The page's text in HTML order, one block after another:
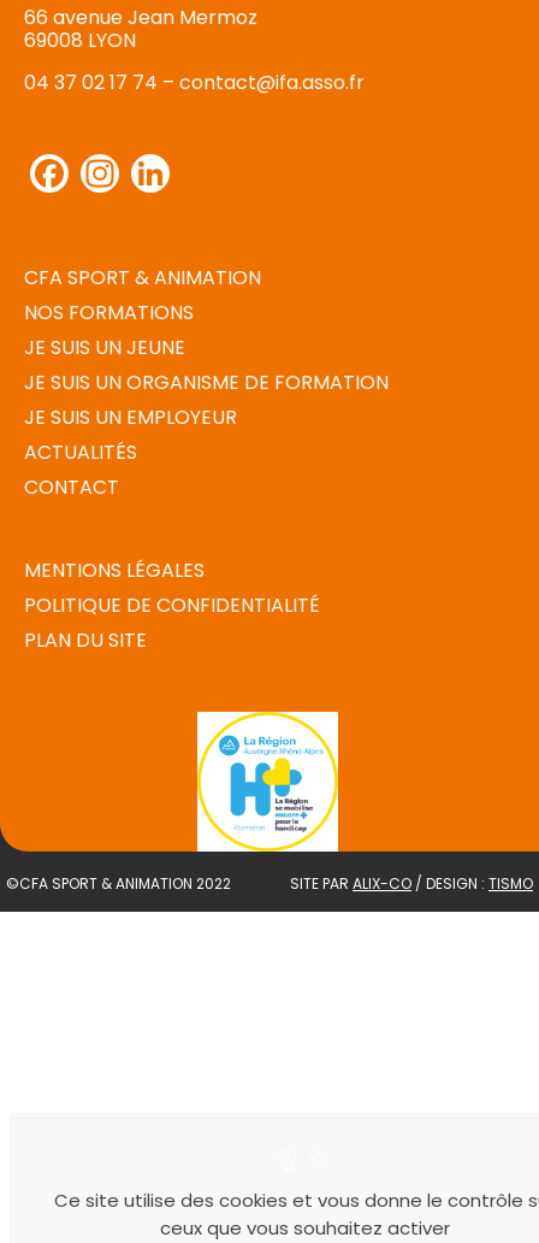
66 avenue Jean Mermoz
69008 LYON
04 37 02 17 74 – contact@ifa.asso.fr
CFA SPORT & ANIMATION
NOS FORMATIONS
JE SUIS UN JEUNE
JE SUIS UN ORGANISME DE FORMATION
JE SUIS UN EMPLOYEUR
ACTUALITÉS
CONTACT
MENTIONS LÉGALES
POLITIQUE DE CONFIDENTIALITÉ
PLAN DU SITE
©CFA SPORT & ANIMATION 2022 SITE PAR ALIX-CO / DESIGN : TISMO
Ce site utilise des cookies et vous donne le contrôle
ceux que vous souhaitez activer